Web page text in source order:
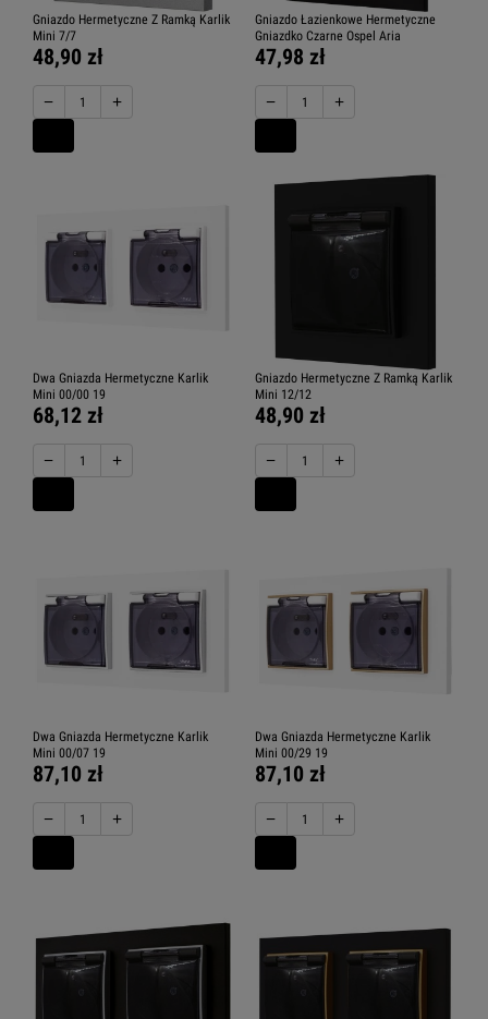
Gniazdo Hermetyczne Z Ramką Karlik
Mini 7/7
48,90 zł
− +
Gniazdo Łazienkowe Hermetyczne
Gniazdko Czarne Ospel Aria
47,98 zł
− +
Dwa Gniazda Hermetyczne Karlik
Mini 00/00 19
68,12 zł
− +
Gniazdo Hermetyczne Z Ramką Karlik
Mini 12/12
48,90 zł
− +
Dwa Gniazda Hermetyczne Karlik
Mini 00/07 19
87,10 zł
− +
Dwa Gniazda Hermetyczne Karlik
Mini 00/29 19
87,10 zł
− +